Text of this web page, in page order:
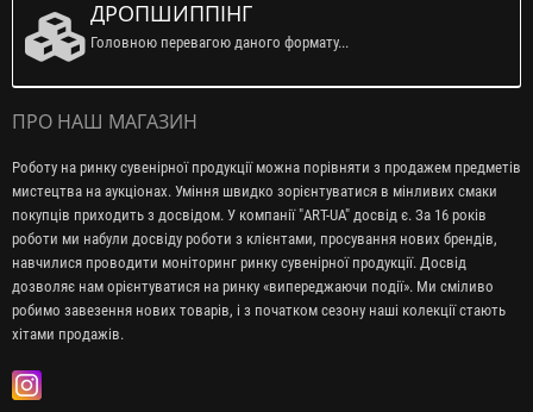
ДРОПШИППІНГ
Головною перевагою даного формату...
ПРО НАШ МАГАЗИН
Роботу на ринку сувенірної продукції можна порівняти з продажем предметів
мистецтва на аукціонах. Уміння швидко зорієнтуватися в мінливих смаки
покупців приходить з досвідом. У компанії "ART-UA" досвід є. За 16 років
роботи ми набули досвіду роботи з клієнтами, просування нових брендів,
навчилися проводити моніторинг ринку сувенірної продукції. Досвід
дозволяє нам орієнтуватися на ринку «випереджаючи події». Ми сміливо
робимо завезення нових товарів, і з початком сезону наші колекції стають
хітами продажів.